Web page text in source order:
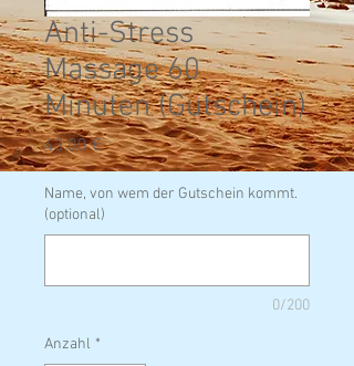
Anti-Stress
Massage 60
Minuten (Gutschein)
43,00 €Preis
Name, von wem der Gutschein kommt.
(optional)
0/200
Anzahl *